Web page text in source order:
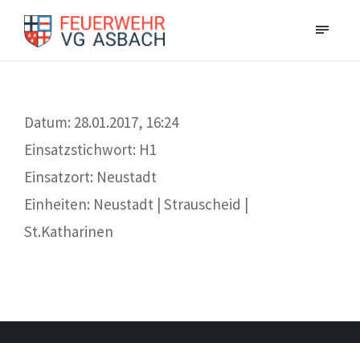
​Datum: 28.01.2017, 16:24
Einsatzstichwort: H1
Einsatzort: Neustadt
Einheiten: Neustadt | Strauscheid |
St.Katharinen